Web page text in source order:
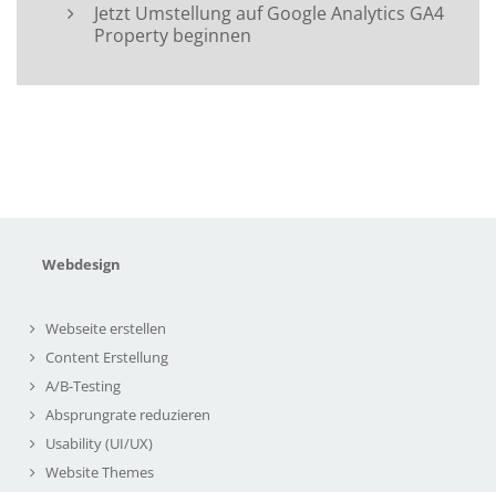
Jetzt Umstellung auf Google Analytics GA4
Property beginnen
Webdesign
Webseite erstellen
Content Erstellung
A/B-Testing
Absprungrate reduzieren
Usability (UI/UX)
Website Themes